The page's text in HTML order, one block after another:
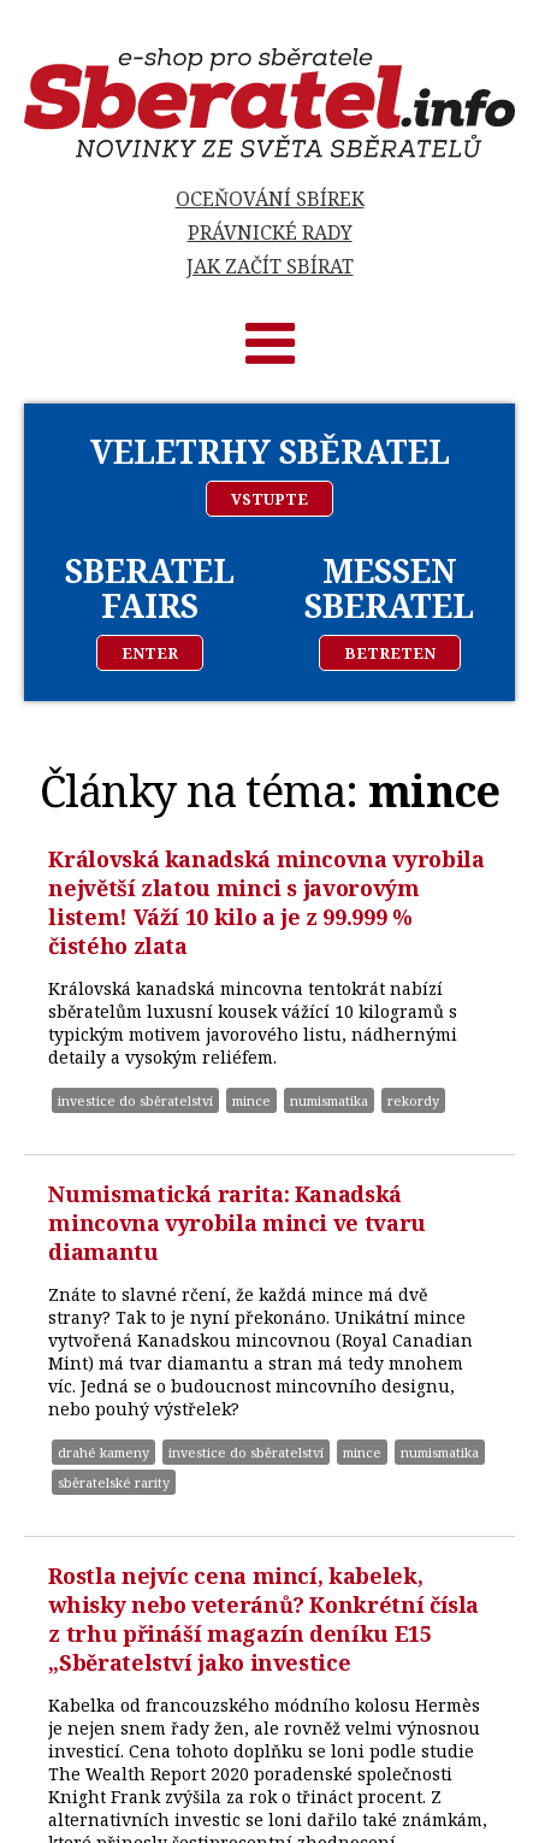
OCEŇOVÁNÍ SBÍREK
PRÁVNICKÉ RADY
JAK ZAČÍT SBÍRAT
VELETRHY SBĚRATEL
VSTUPTE
SBERATEL
FAIRS
ENTER
MESSEN
SBERATEL
BETRETEN
Články na téma: mince
Královská kanadská mincovna vyrobila
největší zlatou minci s javorovým
listem! Váží 10 kilo a je z 99.999 %
čistého zlata
Královská kanadská mincovna tentokrát nabízí
sběratelům luxusní kousek vážící 10 kilogramů s
typickým motivem javorového listu, nádhernými
detaily a vysokým reliéfem.
investice do sběratelství mince numismatika rekordy
Numismatická rarita: Kanadská
mincovna vyrobila minci ve tvaru
diamantu
Znáte to slavné rčení, že každá mince má dvě
strany? Tak to je nyní překonáno. Unikátní mince
vytvořená Kanadskou mincovnou (Royal Canadian
Mint) má tvar diamantu a stran má tedy mnohem
víc. Jedná se o budoucnost mincovního designu,
nebo pouhý výstřelek?
drahé kameny investice do sběratelství mince
numismatika
sběratelské rarity
Rostla nejvíc cena mincí, kabelek,
whisky nebo veteránů? Konkrétní čísla
z trhu přináší magazín deníku E15
„Sběratelství jako investice
Kabelka od francouzského módního kolosu Hermès
je nejen snem řady žen, ale rovněž velmi výnosnou
investicí. Cena tohoto doplňku se loni podle studie
The Wealth Report 2020 poradenské společnosti
Knight Frank zvýšila za rok o třináct procent. Z
alternativních investic se loni dařilo také známkám,